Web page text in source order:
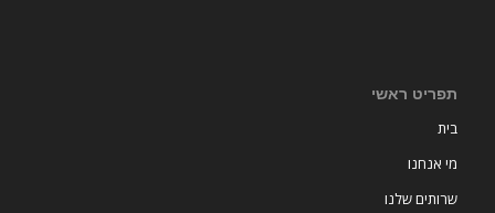
תפריט ראשי
בית
מי אנחנו
שרותים שלנו